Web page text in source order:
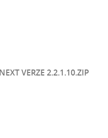
VERZE 2.2.1.10.ZIP